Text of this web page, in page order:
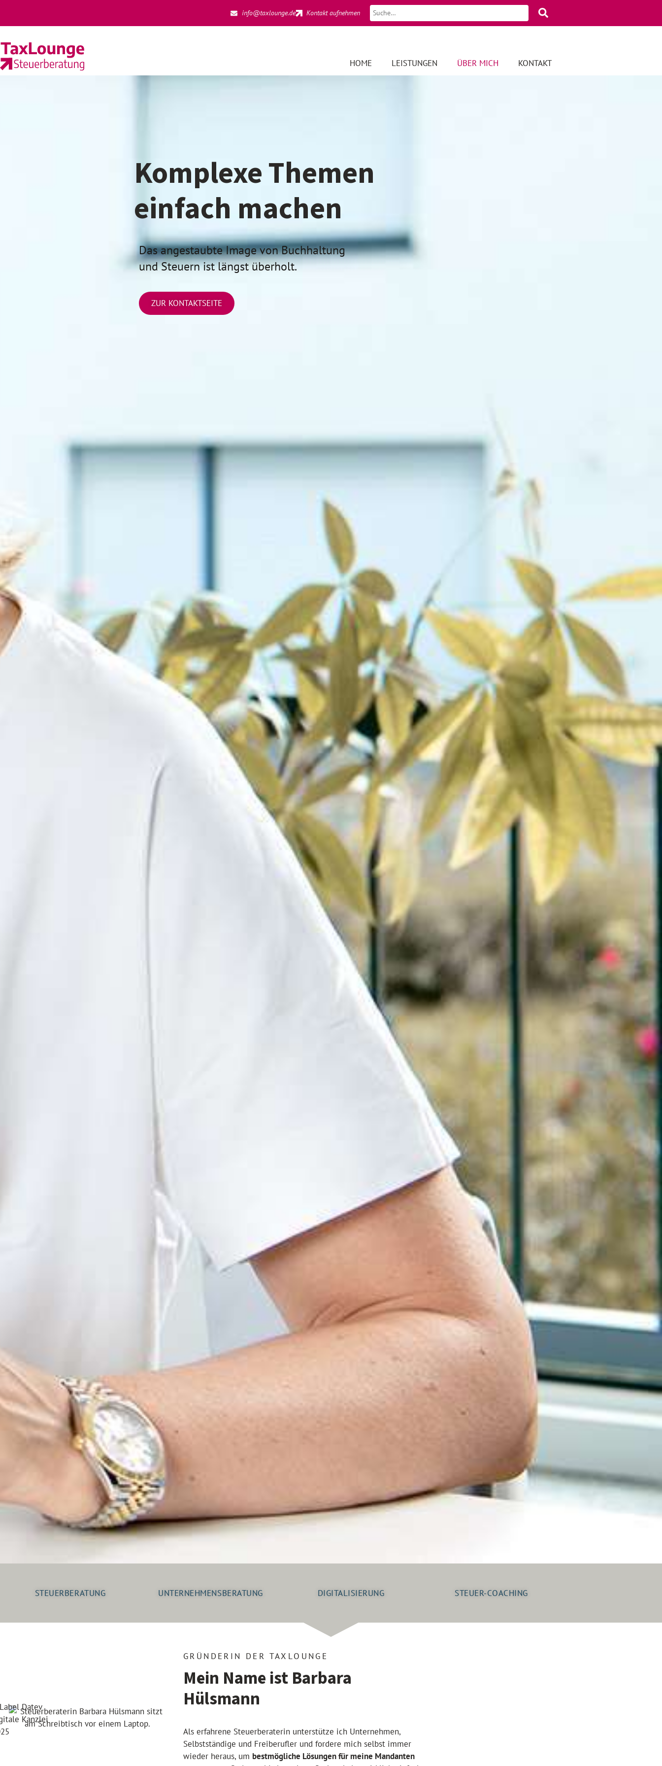
info@taxlounge.de Kontakt aufnehmen
HOME LEISTUNGEN ÜBER MICH KONTAKT
Komplexe Themen
einfach machen
Das angestaubte Image von Buchhaltung
und Steuern ist längst überholt.
ZUR KONTAKTSEITE
STEUERBERATUNG UNTERNEHMENSBERATUNG DIGITALISIERUNG STEUER-COACHING
GRÜNDERIN DER TAXLOUNGE
Mein Name ist Barbara
Hülsmann
Als erfahrene Steuerberaterin unterstütze ich Unternehmen,
Selbstständige und Freiberufler und fordere mich selbst immer
wieder heraus, um bestmögliche Lösungen für meine Mandanten